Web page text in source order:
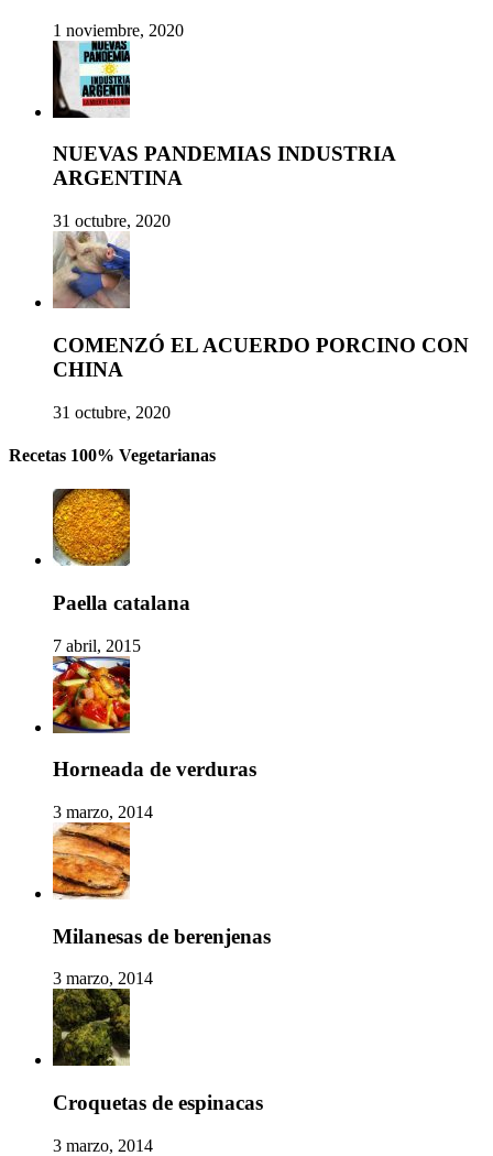
1 noviembre, 2020
NUEVAS PANDEMIAS INDUSTRIA
ARGENTINA
31 octubre, 2020
COMENZÓ EL ACUERDO PORCINO CON
CHINA
31 octubre, 2020
Recetas 100% Vegetarianas
Paella catalana
7 abril, 2015
Horneada de verduras
3 marzo, 2014
Milanesas de berenjenas
3 marzo, 2014
Croquetas de espinacas
3 marzo, 2014